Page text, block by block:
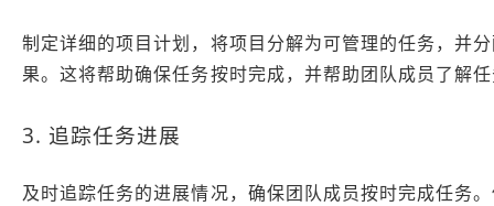
制定详细的项目计划，将项目分解为可管理的任务，并
果。这将帮助确保任务按时完成，并帮助团队成员了解
3. 追踪任务进展
及时追踪任务的进展情况，确保团队成员按时完成任务